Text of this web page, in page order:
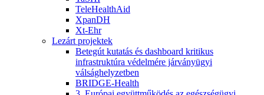
TeleHealthAid
XpanDH
Xt-Ehr
Lezárt projektek
Betegút kutatás és dashboard kritikus
infrastruktúra védelmére járványügyi
válsághelyzetben
BRIDGE-Health